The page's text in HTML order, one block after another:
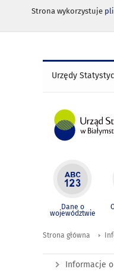
Strona wykorzystuje
Urzędy
Dane o
województwie
Strona główna
Informacje